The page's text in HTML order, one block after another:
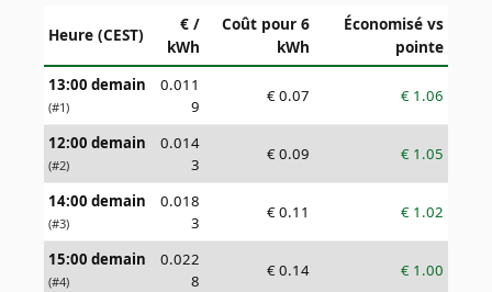
Heure (CEST)
€ /
kWh
Coût pour 6
kWh
Économisé vs
pointe
13:00 demain
(#1)
0.011
9
€0.07 € 1.06
12:00 demain
(#2)
0.014
3
€ 0.09 € 1.05
14:00 demain
(#3)
0.018
3
€0.11 € 1.02
15:00 demain
(#4)
0.022
8
€ 0.14 € 1.00